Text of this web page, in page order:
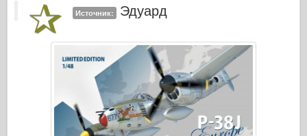
Прогулка вокруг
Книги
ле журнал
Комплекты
Источник: Эдуард